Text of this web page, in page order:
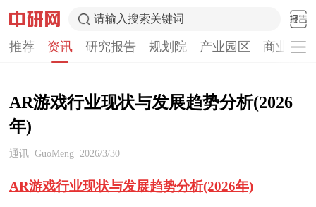
请输入搜索关键词
推荐 资讯 研究报告 规划院 产业园区 商业计
AR游戏行业现状与发展趋势分析(2026
年)
通讯 GuoMeng 2026/3/30
AR游戏行业现状与发展趋势分析(2026年)